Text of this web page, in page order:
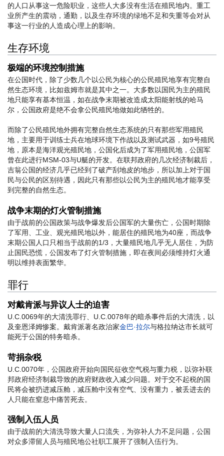
的人口从事这一危险职业，这些人大多没有生活在殖民地内。重工
业所产生的震动，通勤，以及生存环境的绿地不足和失重等会对从
事这一行业的人造成心理上的影响。
生存环境
极端的环境控制措施
在公国时代，除了少数几个以公民为核心的公民殖民地享有完整自
然生态环境，比如兹姆市就是其中之一。大多数以国民为主的殖民
地只能享有基本恒温，如在战争末期被改造成太阳能射线的哈马
尔，公国政府是绝不会拿公民殖民地做如此牺牲的。
而除了公民殖民地外拥有完整自然生态系统的只有那些军用殖民
地，主要用于训练士兵在地球环境下作战以及测试武器，如9号殖民
地，原本是海洋观光殖民地，公国化后成为了军用殖民地，公国军
曾在此进行MSM-03与U艇的开发。在联邦政府的几次经济制裁后，
吉翁公国的经济几乎已经到了破产刮地皮的地步，所以加上对于国
民与公民的区别待遇，因此只有那些以公民为主的殖民地才能享受
到完整的自然生态。
战争末期的灯火管制措施
由于战前的公国政策与战争爆发后公国军的大量伤亡，公国时期除
了军用、工业、观光殖民地以外，能居住的殖民地为40座，而战争
末期公国人口只相当于战前的1/3，大量殖民地几乎无人居住，为防
止国民恐慌，公国发布了灯火管制措施，即在夜间必须维持灯火通
明以维持表面繁华。
罪行
对戴肯派与异议人士的迫害
U.C.0069年的大清洗罪行、U.C.0078年的暗杀事件后的大清洗，以
及奎恩泽姆惨案。戴肯派著名政治家金巴·拉尔与格拉纳达市长就可
能死于公国的特务暗杀。
苛捐杂税
U.C.0070年，公国政府开始向国民征收空气税与重力税，以弥补联
邦政府经济制裁导致的政府财政收入减少问题。对于交不起税的国
民将会被扔进减压舱，减压舱中没有空气、没有重力，被丢进去的
人只能在窒息中痛苦死去。
强制入伍人员
由于战前的大清洗导致大量人口流失，为弥补人力不足问题，公国
对众多滞留人员与殖民地公社职工展开了强制入伍行为。